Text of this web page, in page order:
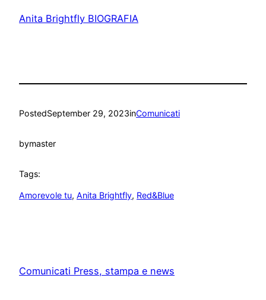
Anita Brightfly BIOGRAFIA
PostedSeptember 29, 2023inComunicati
bymaster
Tags:
Amorevole tu, Anita Brightfly, Red&Blue
Comunicati Press, stampa e news